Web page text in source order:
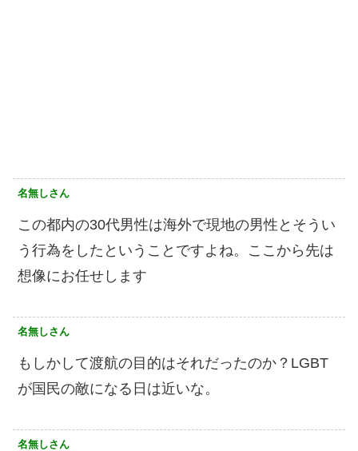
名無しさん
この都内の30代男性は海外で現地の男性とそうい
う行為をしたということですよね。ここから先は
想像にお任せします
名無しさん
もしかして渡航の目的はそれだったのか？LGBT
が国民の敵になる日は近いな。
名無しさん